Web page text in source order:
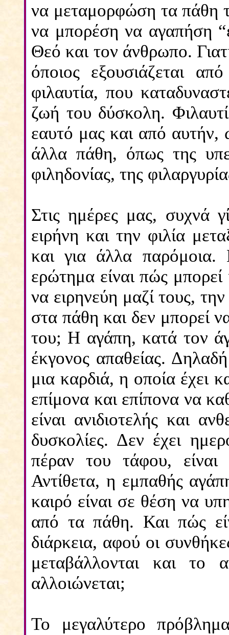
να μεταμορφώση τα πάθη
να μπορέση να αγαπήση
Θεό και τον άνθρωπο.
όποιος εξουσιάζεται
φιλαυτία, που
ζωή του δύσκολη.
εαυτό μας και από αυτήν,
άλλα πάθη, όπως της
φιληδονίας, της
Στις ημέρες μας, συχνά
ειρήνη και την φιλία
και για άλλα
ερώτημα είναι πώς
να ειρηνεύη μαζί τους,
στα πάθη και δεν μπορεί
του; Η αγάπη, κατά τον
έκγονος απαθείας.
μια καρδιά, η οποία έχει
επίμονα και επίπονα να
είναι ανιδιοτελής και
δυσκολίες. Δεν έχει
πέραν του τάφου, είναι
Αντίθετα, η εμπαθής
καιρό είναι σε θέση να
από τα πάθη. Και πώς
διάρκεια, αφού οι
μεταβάλλονται και το
αλλοιώνεται;
Το μεγαλύτερο